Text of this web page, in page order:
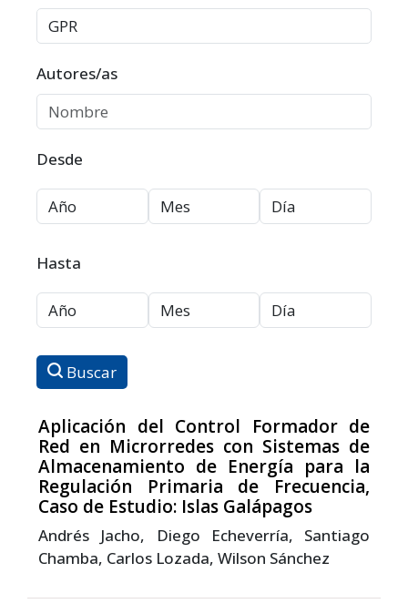
Autores/as
Desde
Hasta
Buscar
Aplicación del Control Formador de
Red en Microrredes con Sistemas de
Almacenamiento de Energía para la
Regulación Primaria de Frecuencia,
Caso de Estudio: Islas Galápagos
Andrés Jacho, Diego Echeverría, Santiago
Chamba, Carlos Lozada, Wilson Sánchez